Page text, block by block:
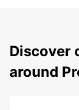
Discover
around